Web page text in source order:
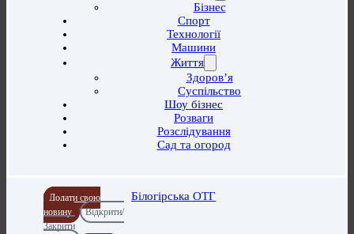
Бізнес
Спорт
Технології
Машини
Життя
Здоров’я
Суспільство
Шоу бізнес
Розваги
Розслідування
Сад та огород
Додати свою
новину
Відкрити/
Закрити
Білогірська ОТГ